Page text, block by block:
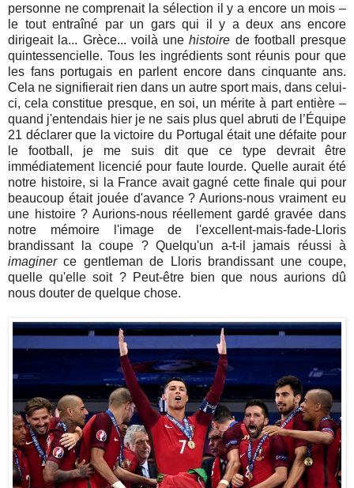
personne ne comprenait la sélection il y a encore un mois –
le tout entraîné par un gars qui il y a deux ans encore
dirigeait la... Grèce... voilà unehistoire de football presque
quintessencielle. Tous les ingrédients sont réunis pour que
les fans portugais en parlent encore dans cinquante ans.
Cela ne signifierait rien dans un autre sport mais, dans celui-
ci, cela constitue presque, en soi, un mérite à part entière –
quand j'entendais hier je ne sais plus quel abruti de l’Équipe
21 déclarer que la victoire du Portugal était une défaite pour
le football, je me suis dit que ce type devrait être
immédiatement licencié pour faute lourde. Quelle aurait été
notre histoire, si la France avait gagné cette finale qui pour
beaucoup était jouée d'avance ? Aurions-nous vraiment eu
une histoire ? Aurions-nous réellement gardé gravée dans
notre mémoire l'image de l'excellent-mais-fade-Lloris
brandissant la coupe ? Quelqu'un a-t-il jamais réussi à
imaginerce gentleman de Lloris brandissant une coupe,
quelle qu'elle soit ? Peut-être bien que nous aurions dû
nous douter de quelque chose.